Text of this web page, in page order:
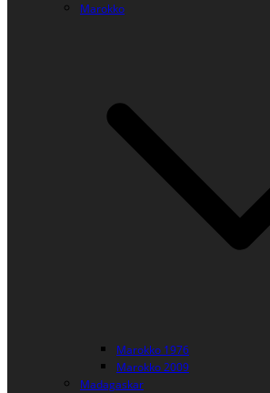
Marokko
Marokko 1976
Marokko 2009
Madagaskar